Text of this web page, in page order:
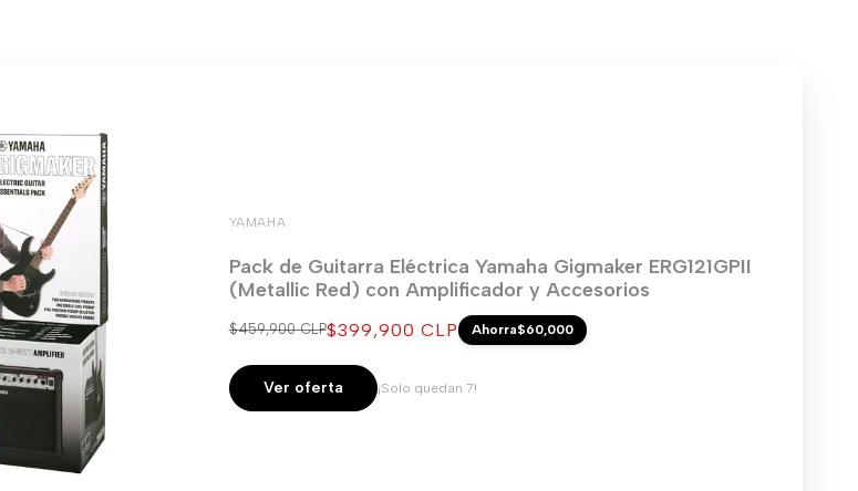
YAMAHA
Pack de Guitarra Eléctrica Yamaha Gigmaker ERG121GPII
(Metallic Red) con Amplificador y Accesorios
Precio
$459,900 CLPPrecio
venta
$399,900 CLP Ahorra$60,000
Ver oferta ¡Solo quedan 7!